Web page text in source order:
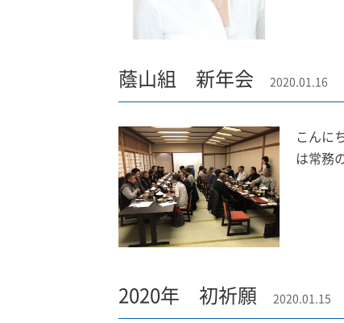
蔭山組 新年会 2020.01.16
こんに
は常務
2020年 初祈願 2020.01.15